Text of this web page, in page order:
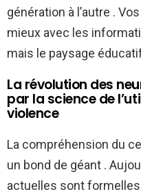
génération à l’autre .
mieux avec les
mais le paysage
La révolution des
par la science de
violence
La compréhension du
un bond de géant .
actuelles sont